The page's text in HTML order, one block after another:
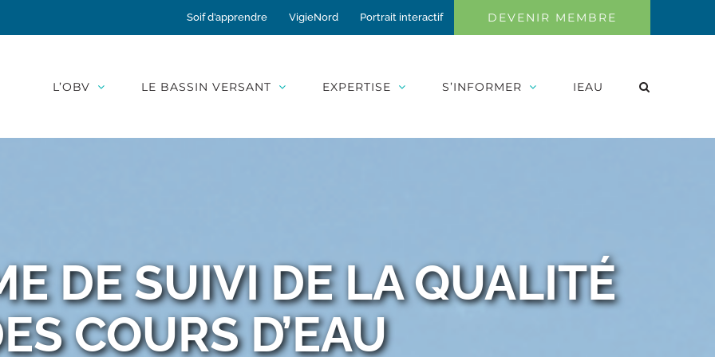
Soif d’apprendre VigieNord Portrait interactif DEVENIR MEMBRE
L’OBV LE BASSIN VERSANT EXPERTISE S’INFORMER IEAU
DE SUIVI DE LA QUALITÉ
COURS D’EAU